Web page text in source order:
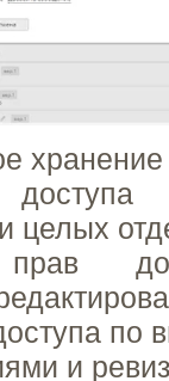
целых
прав
по
и